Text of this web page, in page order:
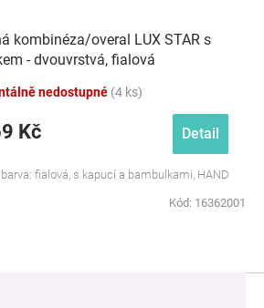
kombinéza/overal LUX STAR s
- dvouvrstvá, fialová
nedostupné (4 ks)
Kč Detail
barva: fialová, s kapucí a bambulkami, HAND
Kód: 16362001